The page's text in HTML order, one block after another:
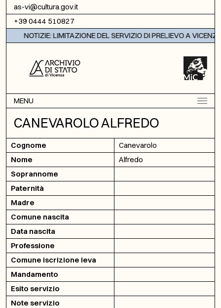
Vai al contenuto
as-vi@cultura.gov.it
+39 0444 510827
NOTIZIE: LIMITAZIONE DEL SERVIZIO DI PRELIEVO A VICENZA
MENU
CANEVAROLO ALFREDO
Cognome
Canevarolo
Nome
Alfredo
Soprannome
Paternità
Madre
Comune nascita
Data nascita
Professione
Comune iscrizione leva
Mandamento
Esito servizio
Note servizio